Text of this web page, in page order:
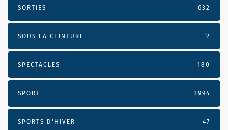
SORTIES 632
SOUS LA CEINTURE 2
SPECTACLES 180
SPORT 3994
SPORTS D'HIVER 47